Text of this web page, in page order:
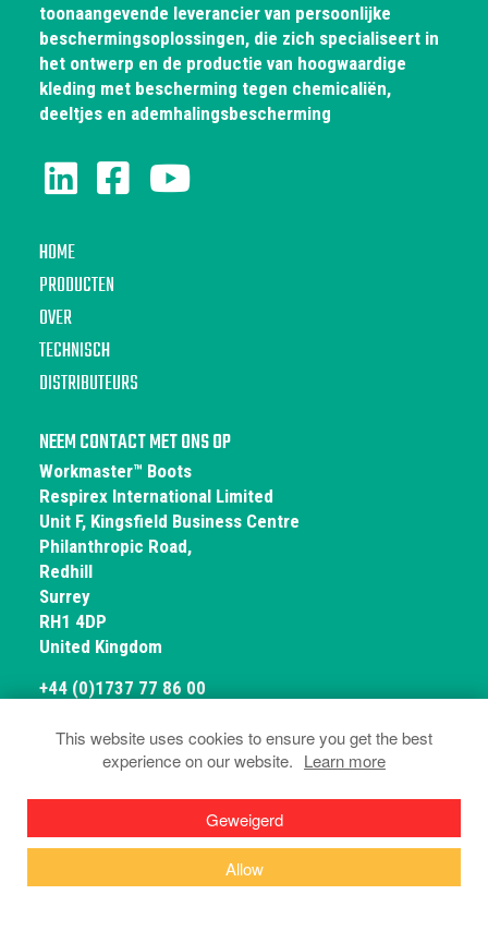
This website uses cookies to ensure you get the best
experience on our website. Learn more
Geweigerd
Allow
toonaangevende leverancier van persoonlijke
beschermingsoplossingen, die zich specialiseert in
het ontwerp en de productie van hoogwaardige
kleding met bescherming tegen chemicaliën,
deeltjes en ademhalingsbescherming
HOME
PRODUCTEN
OVER
TECHNISCH
DISTRIBUTEURS
NEEM CONTACT MET ONS OP
Workmaster™ Boots
Respirex International Limited
Unit F, Kingsfield Business Centre
Philanthropic Road,
Redhill
Surrey
RH1 4DP
United Kingdom
+44 (0)1737 77 86 00
Privacy- En Cookiebeleid
Voorwaarden
Conformiteitsverklaring